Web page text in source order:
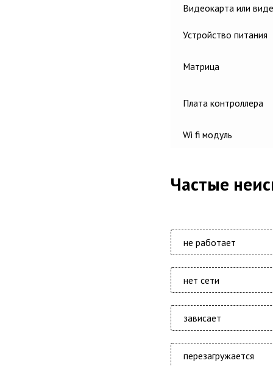
Видеокарта или
Устройство питания
Матрица
Плата контроллера
Wi fi модуль
Частые
не работает
нет сети
зависает
перезагружается